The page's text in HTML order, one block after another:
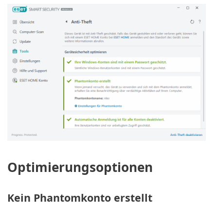
Optimierungsoptionen
Kein Phantomkonto erstellt